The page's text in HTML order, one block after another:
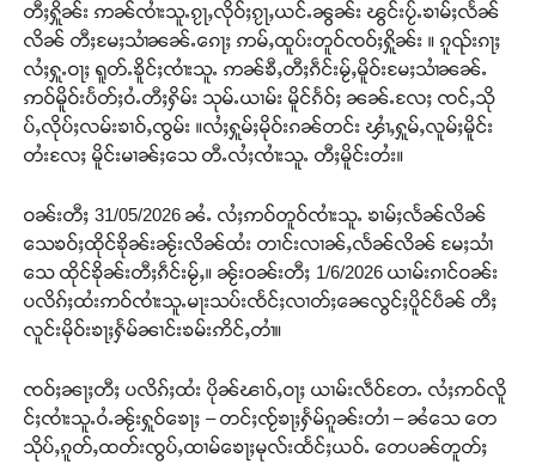
တီႈႁိူၼ်း ဢၼ်ၸၢႆးသူႉၵႂႃႇလိုဝ်ႈၵႂႃႇယင်ႉၼွၼ်း ၽွင်းပႂ်ႉၶၢမ်ႈလႅၼ်
လိၼ် တီႈမႄႈသၢႆၼၼ်ႉၵေႃႈ ဢမ်ႇထူပ်းတူဝ်ၸဝ်ႈႁိူၼ်း ။ ၵူၺ်းၵႃႈ
လႆႈႁူႉဝႃႈ ရူတ်ႉၶိူင်ႈၸၢႆးသူႉ ဢၼ်ၶီႇတီႈၵဵင်းမႂ်ႇမိူဝ်းမႄႈသၢႆၼၼ်ႉ
ဢဝ်မိူဝ်းပႅတ်ႈဝႆႉတီႈႁိမ်း သုမ်ႉယၢမ်း မိူင်ၵႅဝ်ႈ ၼၼ်ႉလႄႈ ၸင်ႇသို
ပ်ႇလိုပ်ႈလမ်းၶၢဝ်ႇၸွမ်း ။လႆႈႁူမ်ႈမိုဝ်းၵၼ်တင်း ၾၢႆႇႁူမ်ႇလူမ်ႈမိူင်း
တႆးလႄႈ မိူင်းမၢၼ်ႈသေ တီႉလႆႈၸၢႆးသူႉ တီႈမိူင်းတႆး။
ဝၼ်းတီႈ 31/05/2026 ၼႆႉ လႆႈဢဝ်တူဝ်ၸၢႆးသူႉ ၶၢမ်ႈလႅၼ်လိၼ်
သေၶဝ်ႈထိုင်ၶိုၼ်းၼႂ်းလိၼ်ထႆး တၢင်းလၢၼ်ႇလႅၼ်လိၼ် မႄႈသၢႆ
သေ ထိုင်ၶိုၼ်းတီႈၵဵင်းမႂ်ႇ။ ၼႂ်းဝၼ်းတီႈ 1/6/2026 ယၢမ်းၵၢင်ဝၼ်း
ပလိၵ်ႈထႆးဢဝ်ၸၢႆးသူႉမႃးသပ်းၸႅင်ႈလၢတ်ႈၼေလွင်ႈပိူင်ပဵၼ် တီႈ
လူင်းမိုဝ်းၶႃႈႁႅမ်ၼၢင်းၶမ်းဢိင်ႇတၢႆ။
ၸဝ်ႈၼႃႈတီႈ ပလိၵ်ႈထႆး ပိုၼ်ၽၢဝ်ႇဝႃႈ ယၢမ်းလဵဝ်တႄႉ လႆႈဢဝ်လိူ
င်ႈၸၢႆးသူႉဝႆႉၼႂ်းႁူဝ်ၶေႃႈ – တင်ႈၸႂ်ၶႃႈႁႅမ်ၵူၼ်းတၢႆ – ၼႆသေ တေ
သိုပ်ႇၵူတ်ႇထတ်းၸွပ်ႇထၢမ်ၶေႃႈမုလ်းထႅင်ႈယဝ်ႉ တေပၼ်တူတ်ႈ